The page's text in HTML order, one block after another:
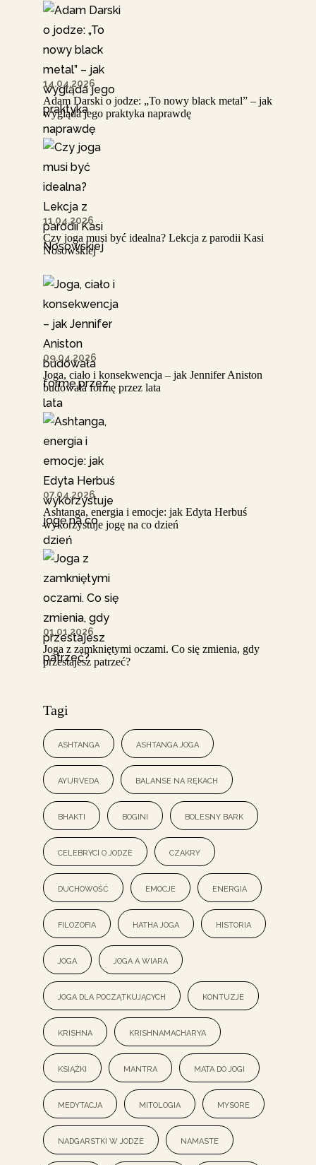
14.04.2026
Adam Darski o jodze: „To nowy black metal” – jak
wygląda jego praktyka naprawdę
11.04.2026
Czy joga musi być idealna? Lekcja z parodii Kasi
Nosowskiej
09.04.2026
Joga, ciało i konsekwencja – jak Jennifer Aniston
budowała formę przez lata
07.04.2026
Ashtanga, energia i emocje: jak Edyta Herbuś
wykorzystuje jogę na co dzień
01.01.2026
Joga z zamkniętymi oczami. Co się zmienia, gdy
przestajesz patrzeć?
Tagi
ashtanga ashtanga joga
ayurveda balanse na rękach
bhakti bogini bolesny bark
celebryci o jodze czakry
duchowość emocje energia
filozofia hatha joga historia
joga joga a wiara
joga dla początkujących kontuzje
krishna Krishnamacharya
książki mantra mata do jogi
medytacja mitologia mysore
nadgarstki w jodze namaste